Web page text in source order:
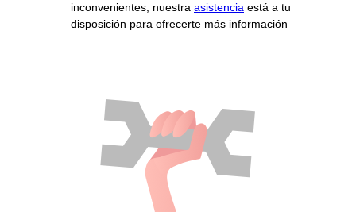
inconvenientes, nuestra asistencia está a tu
disposición para ofrecerte más información